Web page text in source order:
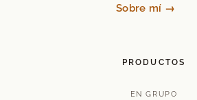
Sobre mí →
PRODUCTOS
EN GRUPO